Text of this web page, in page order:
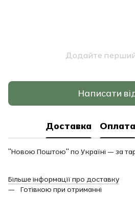
Додайте перший
Написати
Доставка Оплата
"Новою Поштою" по Україні — за
Більше інформації про доставку
Готівкою при отриманні